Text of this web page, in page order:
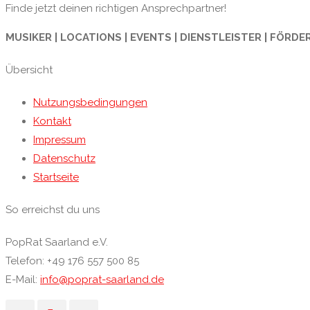
Finde jetzt deinen richtigen Ansprechpartner!
MUSIKER | LOCATIONS | EVENTS | DIENSTLEISTER |
Übersicht
Nutzungsbedingungen
Kontakt
Impressum
Datenschutz
Startseite
So erreichst du uns
PopRat Saarland e.V.
Telefon: +49 176 557 500 85
E-Mail: info@poprat-saarland.de